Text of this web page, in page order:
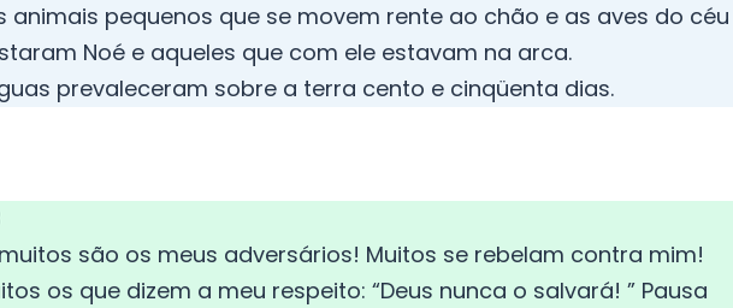
animais pequenos que se movem rente ao chão e as aves do
Noé e aqueles que com ele estavam na arca.
prevaleceram sobre a terra cento e cinqüenta dias.
muitos são os meus adversários! Muitos se rebelam contra mim!
os que dizem a meu respeito: “Deus nunca o salvará! ” Pausa